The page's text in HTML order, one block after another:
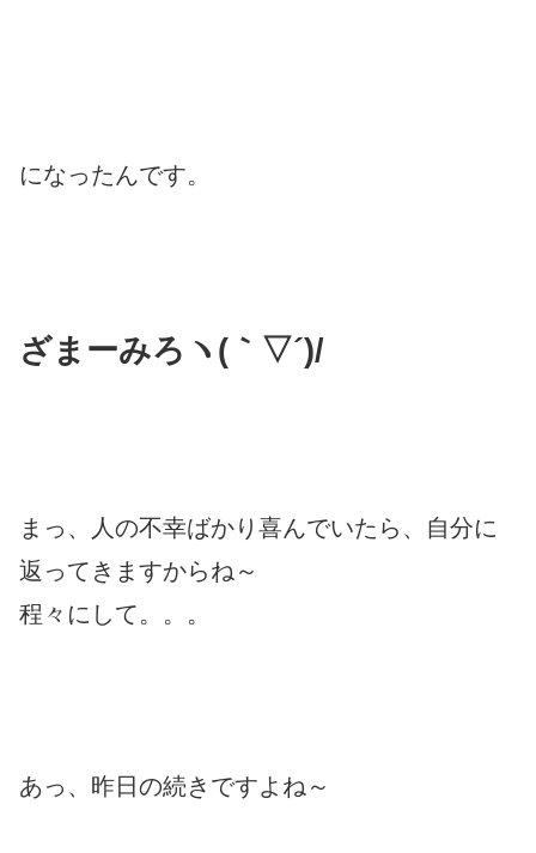
になったんです。
ざまーみろヽ(｀▽´)/
まっ、人の不幸ばかり喜んでいたら、自分に
返ってきますからね～
程々にして。。。
あっ、昨日の続きですよね～